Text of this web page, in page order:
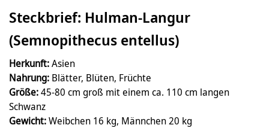
Steckbrief: Hulman-Langur
(Semnopithecus entellus)
Herkunft:Asien
Nahrung: Blätter, Blüten, Früchte
Größe:45-80 cm groß mit einem ca. 110 cm langen
Schwanz
Gewicht:Weibchen 16 kg, Männchen 20 kg